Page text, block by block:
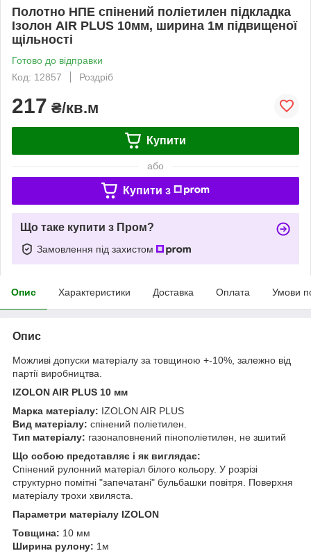
Полотно НПЕ спінений поліетилен підкладка
Ізолон AIR PLUS 10мм, ширина 1м підвищеної
щільності
Готово до відправки
Код: 12857
Роздріб
217 ₴/кв.м
Купити
або
Купити з
Що таке купити з Пром?
Замовлення під захистом
Опис Характеристики Доставка Оплата Умови
Опис
Можливі допуски матеріалу за товщиною +-10%, залежно від
партії виробництва.
IZOLON AIR PLUS 10 мм
Марка матеріалу: IZOLON AIR PLUS
Вид матеріалу: спінений поліетилен.
Тип матеріалу: газонаповнений пінополіетилен, не зшитий
Що собою представляє і як виглядає:
Спінений рулонний матеріал білого кольору. У розрізі
структурно помітні "запечатані" бульбашки повітря. Поверхня
матеріалу трохи хвиляста.
Параметри матеріалу IZOLON
Товщина: 10 мм
Ширина рулону: 1м